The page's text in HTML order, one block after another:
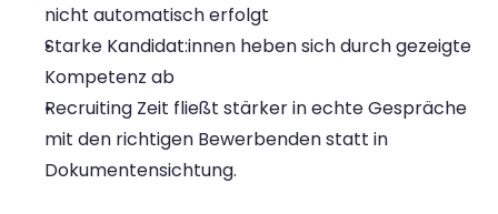
nicht automatisch erfolgt
Starke Kandidat:innen heben sich durch gezeigte
Kompetenz ab
Recruiting Zeit fließt stärker in echte Gespräche
mit den richtigen Bewerbenden statt in
Dokumentensichtung.